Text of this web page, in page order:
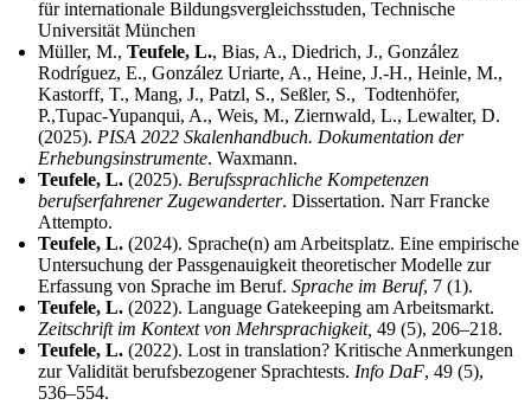
für internationale Bildungsvergleichsstuden, Technische
Universität München
Müller, M., Teufele, L., Bias, A., Diedrich, J., González
Rodríguez, E., González Uriarte, A., Heine, J.-H., Heinle, M.,
Kastorff, T., Mang, J., Patzl, S., Seßler, S., Todtenhöfer,
P.,Tupac-Yupanqui, A., Weis, M., Ziernwald, L., Lewalter, D.
(2025). PISA 2022 Skalenhandbuch. Dokumentation der
Erhebungsinstrumente. Waxmann.
Teufele, L. (2025). Berufssprachliche Kompetenzen
berufserfahrener Zugewanderter. Dissertation. Narr Francke
Attempto.
Teufele, L. (2024). Sprache(n) am Arbeitsplatz. Eine empirische
Untersuchung der Passgenauigkeit theoretischer Modelle zur
Erfassung von Sprache im Beruf. Sprache im Beruf, 7 (1).
Teufele, L. (2022). Language Gatekeeping am Arbeitsmarkt.
Zeitschrift im Kontext von Mehrsprachigkeit, 49 (5), 206–218.
Teufele, L. (2022). Lost in translation? Kritische Anmerkungen
zur Validität berufsbezogener Sprachtests. Info DaF, 49 (5),
536–554.